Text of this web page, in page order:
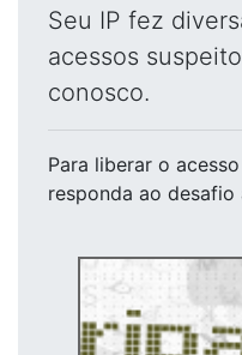
Seu IP fez
acessos
conosco.
Para liberar o acesso
responda ao desafio